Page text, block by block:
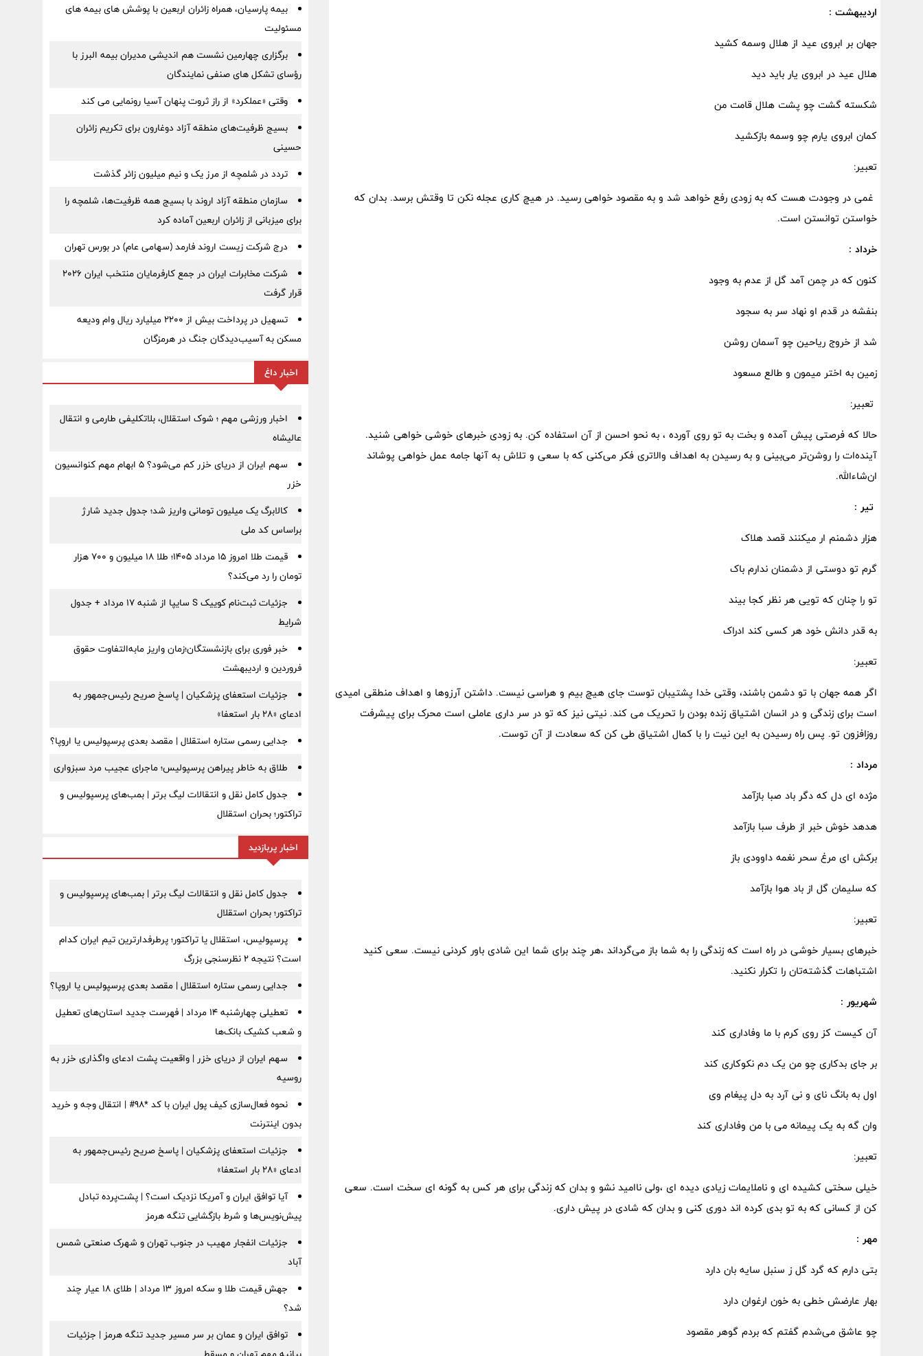
اردیبهشت :
جهان بر ابروی عید از هلال وسمه کشید
هلال عید در ابروی یار باید دید
شکسته گشت چو پشت هلال قامت من
کمان ابروی یارم چو وسمه بازکشید
تعبیر:
غمی در وجودت هست که به زودی رفع خواهد شد و به مقصود خواهی رسید. در هیچ کاری عجله نکن تا وقتش برسد. بدان که
خواستن توانستن است.
خرداد :
کنون که در چمن آمد گل از عدم به وجود
بنفشه در قدم او نهاد سر به سجود
شد از خروج ریاحین چو آسمان روشن
زمین به اختر میمون و طالع مسعود
تعبیر:
حالا که فرصتی پیش آمده و بخت به تو روی آورده ، به نحو احسن از آن استفاده کن. به زودی خبر‌های خوشی خواهی شنید.
آینده‌ات را روشن‌تر می‌بینی و به رسیدن به اهداف والاتری فکر می‌کنی که با سعی و تلاش به آنها جامه عمل خواهی پوشاند
ان‌شاءالله.
تیر :
هزار دشمنم ار می​کنند قصد هلاک
گرم تو دوستی از دشمنان ندارم باک
تو را چنان که تویی هر نظر کجا بیند
به قدر دانش خود هر کسی کند ادراک
تعبیر:
اگر همه جهان با تو دشمن باشند، وقتی خدا پشتیبان توست جای هیچ بیم و هراسی نیست. داشتن آرزوها و اهداف منطقی امیدی
است برای زندگی و در انسان اشتیاق زنده بودن را تحریک می کند. نیتی نیز که تو در سر داری عاملی است محرک برای پیشرفت
روزافزون تو. پس راه رسیدن به این نیت را با کمال اشتیاق طی کن که سعادت از آن توست.
مرداد :
مژده ای دل که دگر باد صبا بازآمد
هدهد خوش خبر از طرف سبا بازآمد
برکش ای مرغ سحر نغمه داوودی باز
که سلیمان گل از باد هوا بازآمد
تعبیر:
خبرهای بسیار خوشی در راه است که زندگی را به شما باز می‌گرداند ،هر چند برای شما این شادی باور کردنی نیست. سعی کنید
اشتباهات گذشته‌تان را تکرار نکنید.
شهریور :
آن کیست کز روی کرم با ما وفاداری کند
بر جای بدکاری چو من یک دم نکوکاری کند
اول به بانگ نای و نی آرد به دل پیغام وی
وان گه به یک پیمانه می با من وفاداری کند
تعبیر:
خیلی سختی کشیده ای و ناملایمات زیادی دیده ای ،ولی ناامید نشو و بدان که زندگی برای هر کس به گونه ای سخت است. سعی
کن از کسانی که به تو بدی کرده اند دوری کنی و بدان که شادی در پیش داری.
مهر :
بتی دارم که گرد گل ز سنبل سایه بان دارد
بهار عارضش خطی به خون ارغوان دارد
چو عاشق می‌شدم گفتم که بردم گوهر مقصود
بیمه پارسیان، همراه زائران اربعین با پوشش های بیمه های
مسئولیت
برگزاری چهارمین نشست هم اندیشی مدیران بیمه البرز با
رؤسای تشکل های صنفی نمایندگان
وقتی «عملکرد» از راز ثروت پنهان آسیا رونمایی می کند
بسیج ظرفیت‌های منطقه آزاد دوغارون برای تکریم زائران
حسینی
تردد در شلمچه از مرز یک و نیم میلیون زائر گذشت
سازمان منطقه آزاد اروند با بسیج همه ظرفیت‌ها، شلمچه را
برای میزبانی از زائران اربعین آماده کرد
درج شرکت زیست اروند فارمد (سهامی عام) در بورس تهران
شرکت مخابرات ایران در جمع کارفرمایان منتخب ایران ۲۰۲۶
قرار گرفت
تسهیل در پرداخت بیش از ۲۲۰۰ میلیارد ریال وام ودیعه
مسکن به آسیب‌دیدگان جنگ در هرمزگان
اخبار داغ
اخبار ورزشی مهم ؛ شوک استقلال، بلاتکلیفی طارمی و انتقال
عالیشاه
سهم ایران از دریای خزر کم می‌شود؟ ۵ ابهام مهم کنوانسیون
خزر
کالابرگ یک میلیون تومانی واریز شد؛ جدول جدید شارژ
براساس کد ملی
قیمت طلا امروز ۱۵ مرداد ۱۴۰۵؛ طلا ۱۸ میلیون و ۷۰۰ هزار
تومان را رد می‌کند؟
جزئیات ثبت‌نام کوییک S سایپا از شنبه ۱۷ مرداد + جدول
شرایط
خبر فوری برای بازنشستگان؛زمان واریز مابه‌التفاوت حقوق
فروردین و اردیبهشت
جزئیات استعفای پزشکیان | پاسخ صریح رئیس‌جمهور به
ادعای «۲۸ بار استعفا»
جدایی رسمی ستاره استقلال | مقصد بعدی پرسپولیس یا اروپا؟
طلاق به خاطر پیراهن پرسپولیس؛ ماجرای عجیب مرد سبزواری
جدول کامل نقل و انتقالات لیگ برتر | بمب‌های پرسپولیس و
تراکتور؛ بحران استقلال
اخبار پربازدید
جدول کامل نقل و انتقالات لیگ برتر | بمب‌های پرسپولیس و
تراکتور؛ بحران استقلال
پرسپولیس، استقلال یا تراکتور؛ پرطرفدارترین تیم ایران کدام
است؟ نتیجه ۲ نظرسنجی بزرگ
جدایی رسمی ستاره استقلال | مقصد بعدی پرسپولیس یا اروپا؟
تعطیلی چهارشنبه ۱۴ مرداد | فهرست جدید استان‌های تعطیل
و شعب کشیک بانک‌ها
سهم ایران از دریای خزر | واقعیت پشت ادعای واگذاری خزر به
روسیه
نحوه فعال‌سازی کیف پول ایران با کد *98# | انتقال وجه و خرید
بدون اینترنت
جزئیات استعفای پزشکیان | پاسخ صریح رئیس‌جمهور به
ادعای «۲۸ بار استعفا»
آیا توافق ایران و آمریکا نزدیک است؟ | پشت‌پرده تبادل
پیش‌نویس‌ها و شرط بازگشایی تنگه هرمز
جزئیات انفجار مهیب در جنوب تهران و شهرک صنعتی شمس
آباد
جهش قیمت طلا و سکه امروز ۱۳ مرداد | طلای ۱۸ عیار چند
شد؟
توافق ایران و عمان بر سر مسیر جدید تنگه هرمز | جزئیات